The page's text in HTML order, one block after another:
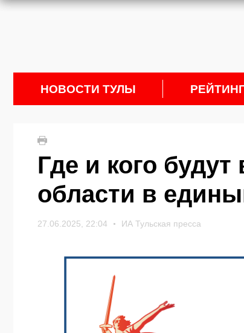
НОВОСТИ ТУЛЫ
Где и кого
области в
27.06.2025, 22:04 ИА Тульская пресса